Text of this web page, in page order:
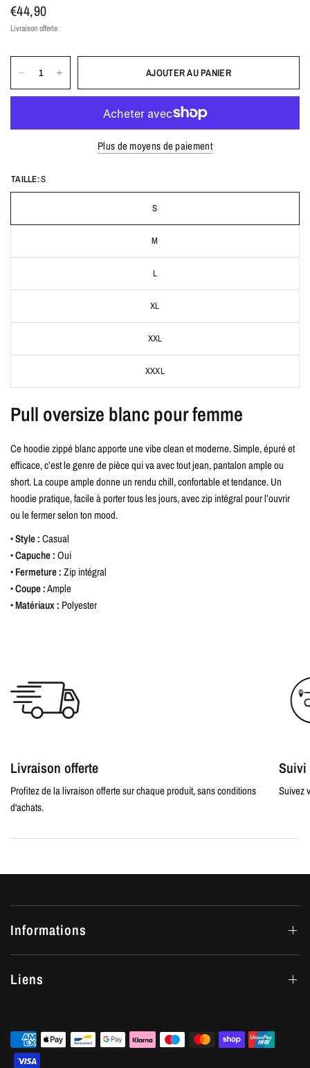
€44,90
Livraison offerte
AJOUTER AU PANIER
Plus de moyens de paiement
TAILLE:S
S
M
L
XL
XXL
XXXL
Pull oversize blanc pour femme
Ce hoodie zippé blanc apporte une vibe clean et moderne. Simple, épuré et
efficace, c’est le genre de pièce qui va avec tout jean, pantalon ample ou
short. La coupe ample donne un rendu chill, confortable et tendance. Un
hoodie pratique, facile à porter tous les jours, avec zip intégral pour l’ouvrir
ou le fermer selon ton mood.
•Style :Casual
•Capuche :Oui
•Fermeture :Zip intégral
•Coupe :Ample
•Matériaux : Polyester
Livraison offerte
Profitez de la livraison offerte sur chaque produit, sans conditions
d'achats.
Suivi
Suivez
Informations
Liens